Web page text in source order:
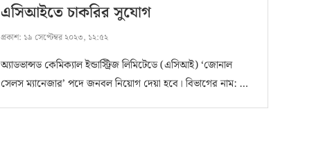
এসিআইতে চাকরির সুযোগ
প্রকাশ: ১৯ সেপ্টেম্বর ২০২৩, ১২:৫২
অ্যাডভান্সড কেমিক্যাল ইন্ডাস্ট্রিজ লিমিটেডে (এসিআই) ‘জোনাল
সেলস ম্যানেজার’ পদে জনবল নিয়োগ দেয়া হবে। বিভাগের নাম: …